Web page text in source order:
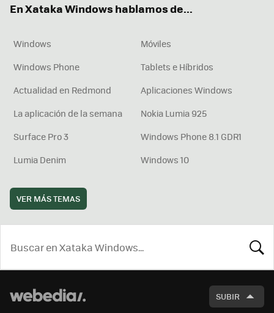
En Xataka Windows hablamos de...
Windows
Móviles
Windows Phone
Tablets e Híbridos
Actualidad en Redmond
Aplicaciones Windows
La aplicación de la semana
Nokia Lumia 925
Surface Pro 3
Windows Phone 8.1 GDR1
Lumia Denim
Windows 10
VER MÁS TEMAS
SUBIR